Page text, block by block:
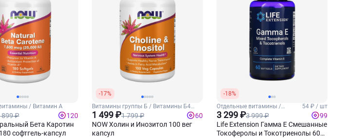
/ Витамин А
899 ₽
120
Бета Каротин
софтгель-капсул
-17%
Витамины группы Б / Витамины Б4
(Холин)
1 499 ₽1 799 ₽
60
NOW Холин и Инозитол 100 вег
капсул
-18%
Отдельные витамины /
Витамин Е
54 ₽ / шт
3 299 ₽3 999 ₽
99
Life Extension Гамма Е Смешанные
Токоферолы и Токотриенолы 60